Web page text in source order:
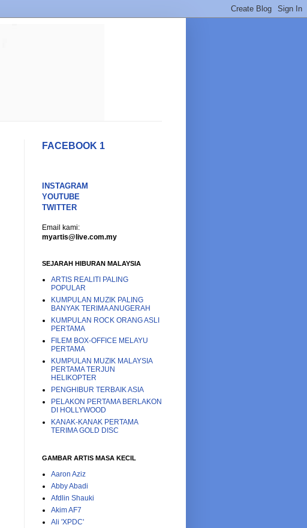
FACEBOOK 1
INSTAGRAM
YOUTUBE
TWITTER
Email kami:
myartis@live.com.my
SEJARAH HIBURAN MALAYSIA
ARTIS REALITI PALING
POPULAR
KUMPULAN MUZIK PALING
BANYAK TERIMA ANUGERAH
KUMPULAN ROCK ORANG ASLI
PERTAMA
FILEM BOX-OFFICE MELAYU
PERTAMA
KUMPULAN MUZIK MALAYSIA
PERTAMA TERJUN
HELIKOPTER
PENGHIBUR TERBAIK ASIA
PELAKON PERTAMA BERLAKON
DI HOLLYWOOD
KANAK-KANAK PERTAMA
TERIMA GOLD DISC
GAMBAR ARTIS MASA KECIL
Aaron Aziz
Abby Abadi
Afdlin Shauki
Akim AF7
Ali 'XPDC'